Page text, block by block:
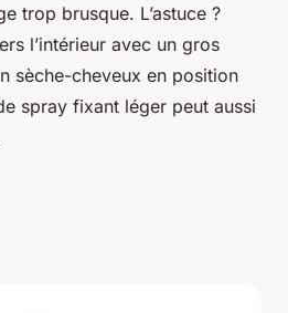
trop brusque. L’astuce ?
l’intérieur avec un gros
sèche-cheveux en position
spray fixant léger peut aussi